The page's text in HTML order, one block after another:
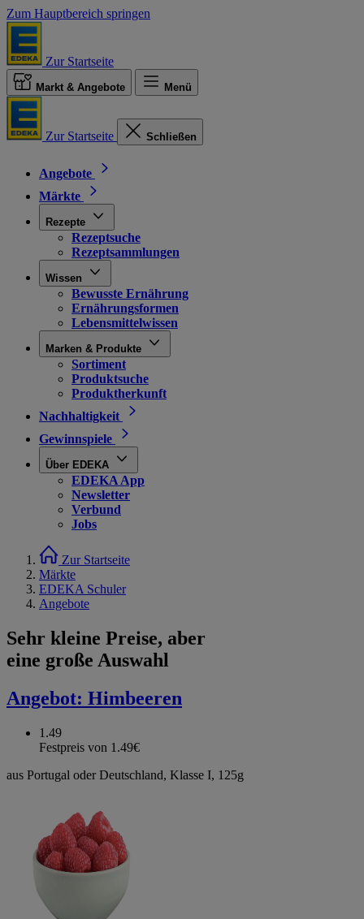
Zum Hauptbereich springen
Zur Startseite
Markt & Angebote Menü
Zur Startseite Schließen
Angebote
Märkte
Rezepte
Rezeptsuche
Rezeptsammlungen
Wissen
Bewusste Ernährung
Ernährungsformen
Lebensmittelwissen
Marken & Produkte
Sortiment
Produktsuche
Produktherkunft
Nachhaltigkeit
Gewinnspiele
Über EDEKA
EDEKA App
Newsletter
Verbund
Jobs
Zur Startseite
Märkte
EDEKA Schuler
Angebote
Sehr kleine Preise, aber
eine große Auswahl
Angebot: Himbeeren
1.49
Festpreis von 1.49€
aus Portugal oder Deutschland, Klasse I, 125g